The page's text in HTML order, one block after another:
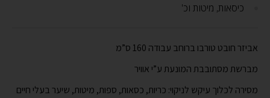
כיסאות, מיטות וכ'
אביזר חובט טורבו ברוחב עבודה 160 ס”מ
מברשת מסתובבת המונעת ע”י אוויר
מסירה לכלוך עיקש לניקוי: כריות, כסאות, ספות, מיטות, שיער בעלי חיים